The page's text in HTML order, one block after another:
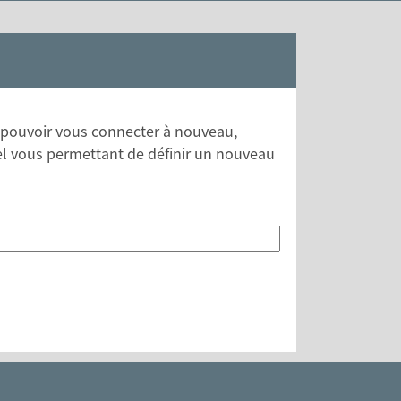
vous connecter à nouveau,
vous permettant de définir un nouveau